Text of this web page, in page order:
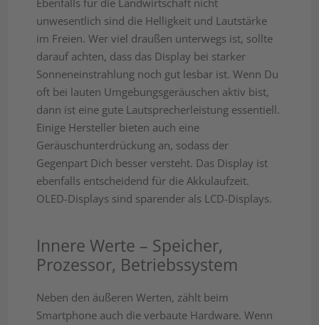
Ebenfalls für die Landwirtschaft nicht
unwesentlich sind die Helligkeit und Lautstärke
im Freien. Wer viel draußen unterwegs ist, sollte
darauf achten, dass das Display bei starker
Sonneneinstrahlung noch gut lesbar ist. Wenn Du
oft bei lauten Umgebungsgeräuschen aktiv bist,
dann ist eine gute Lautsprecherleistung essentiell.
Einige Hersteller bieten auch eine
Geräuschunterdrückung an, sodass der
Gegenpart Dich besser versteht. Das Display ist
ebenfalls entscheidend für die Akkulaufzeit.
OLED-Displays sind sparender als LCD-Displays.
Innere Werte – Speicher,
Prozessor, Betriebssystem
Neben den äußeren Werten, zählt beim
Smartphone auch die verbaute Hardware. Wenn